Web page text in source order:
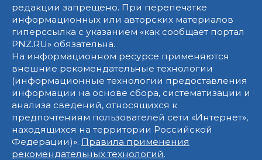
редакции запрещено. При перепечатке
информационных или авторских материалов
гиперссылка с указанием «как сообщает портал
PNZ.RU» обязательна.
На информационном ресурсе применяются
внешние рекомендательные технологии
(информационные технологии предоставления
информации на основе сбора, систематизации и
анализа сведений, относящихся к
предпочтениям пользователей сети «Интернет»,
находящихся на территории Российской
Федерации)». Правила применения
рекомендательных технологий.